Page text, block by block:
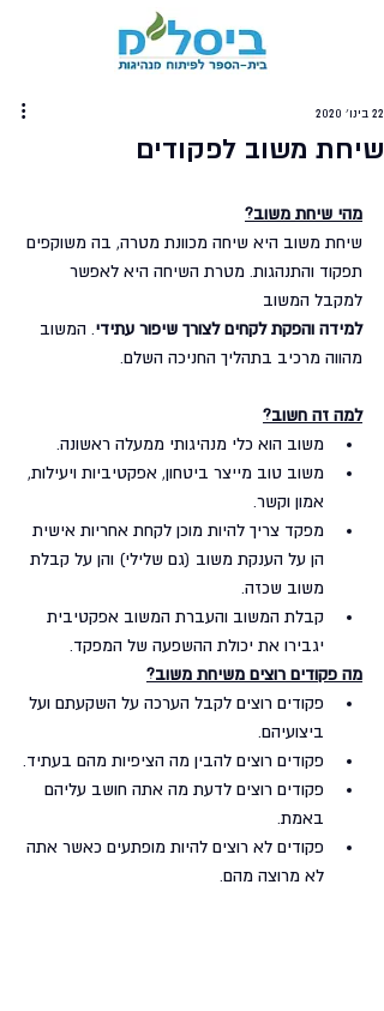
שיחת משוב לפקודים
22 בינו׳ 2020
מהי שיחת משוב?
שיחת משוב היא שיחה מכוונת מטרה, בה משוקפים
תפקוד והתנהגות. מטרת השיחה היא לאפשר
למקבל המשוב
למידה והפקת לקחים לצורך שיפור עתידי . המשוב
מהווה מרכיב בתהליך החניכה השלם.
למה זה חשוב?
משוב הוא כלי מנהיגותי ממעלה ראשונה.
משוב טוב מייצר ביטחון, אפקטיביות ויעילות,
אמון וקשר.
מפקד צריך להיות מוכן לקחת אחריות אישית
הן על הענקת משוב (גם שלילי) והן על קבלת
משוב שכזה.
קבלת המשוב והעברת המשוב אפקטיבית
יגבירו את יכולת ההשפעה של המפקד.
מה פקודים רוצים משיחת משוב?
פקודים רוצים לקבל הערכה על השקעתם ועל
ביצועיהם.
פקודים רוצים להבין מה הציפיות מהם בעתיד.
פקודים רוצים לדעת מה אתה חושב עליהם
באמת.
פקודים לא רוצים להיות מופתעים כאשר אתה
לא מרוצה מהם.